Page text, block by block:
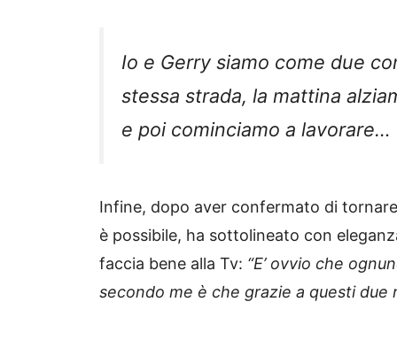
Io e Gerry siamo come due
stessa strada, la mattina
e poi cominciamo a lavorare…
Infine, dopo aver confermato di
è possibile, ha sottolineato con
faccia bene alla Tv: “E’ ovvio che
secondo me è che grazie a questi